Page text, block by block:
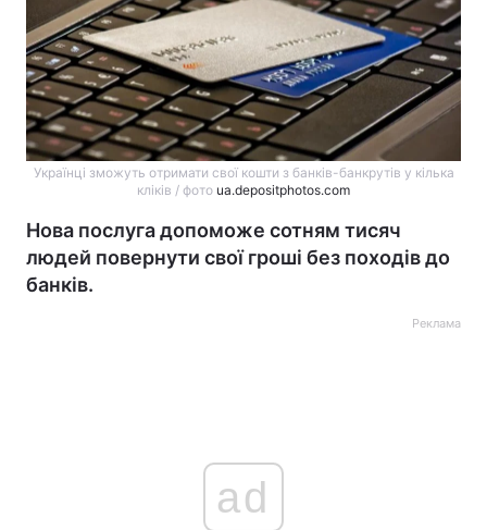
Українці зможуть отримати свої кошти з банків-банкрутів у кілька
кліків / фото ua.depositphotos.com
Нова послуга допоможе сотням тисяч
людей повернути свої гроші без походів до
банків.
Реклама
ad